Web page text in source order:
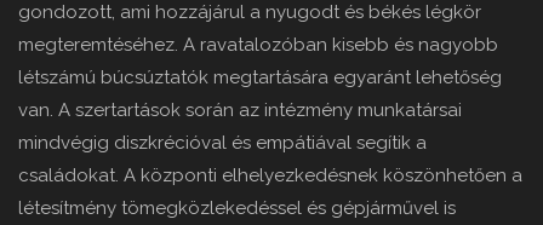
gondozott, ami hozzájárul a nyugodt és békés légkör
megteremtéséhez. A ravatalozóban kisebb és nagyobb
létszámú búcsúztatók megtartására egyaránt lehetőség
van. A szertartások során az intézmény munkatársai
mindvégig diszkrécióval és empátiával segítik a
családokat. A központi elhelyezkedésnek köszönhetően a
létesítmény tömegközlekedéssel és gépjárművel is